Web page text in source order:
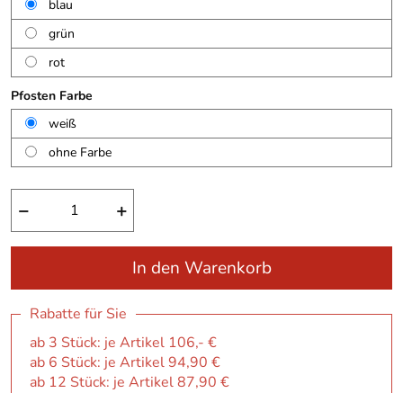
blau
grün
rot
Pfosten Farbe
weiß
ohne Farbe
− +
In den Warenkorb
Rabatte für Sie
ab 3 Stück: je Artikel 106,- €
ab 6 Stück: je Artikel 94,90 €
ab 12 Stück: je Artikel 87,90 €